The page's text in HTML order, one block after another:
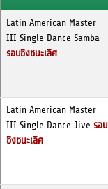
Latin American Master
III Single Dance Samba
รอบชิงชนะเลิศ
Latin American Master
III Single Dance Jive รอบ
ชิงชนะเลิศ